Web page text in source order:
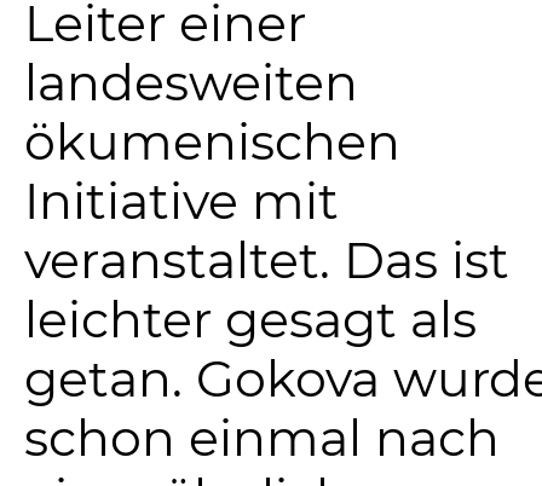
Leiter einer
landesweiten
ökumenischen
Initiative mit
veranstaltet. Das ist
leichter gesagt als
getan. Gokova
schon einmal nach